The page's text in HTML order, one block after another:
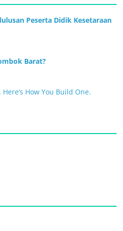
Peserta Didik Kesetaraan
Barat?
How You Build One.